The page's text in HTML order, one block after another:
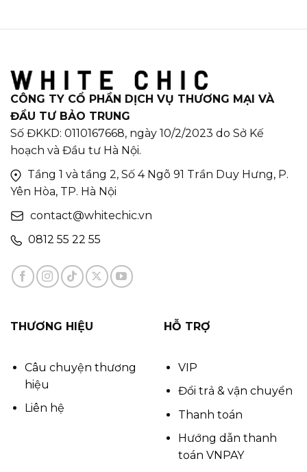
CÔNG TY CỔ PHẦN DỊCH VỤ THƯƠNG MẠI VÀ
ĐẦU TƯ BẢO TRUNG
Số ĐKKD: 0110167668, ngày 10/2/2023 do Sở Kế
hoạch và Đầu tư Hà Nội.
Tầng 1 và tầng 2, Số 4 Ngõ 91 Trần Duy Hưng, P.
Yên Hòa, TP. Hà Nội
contact@whitechic.vn
0812 55 22 55
THƯƠNG HIỆU
Câu chuyện thương
hiệu
Liên hệ
HỖ TRỢ
VIP
Đổi trả & vận chuyển
Thanh toán
Hướng dẫn thanh
toán VNPAY